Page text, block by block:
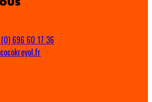
696 60 17 36